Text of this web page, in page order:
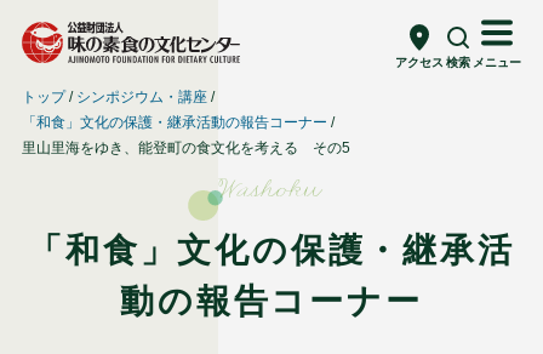
アクセス 検索 メニュー
トップ
シンポジウム・講座
「和食」文化の保護・継承活動の報告コーナー
里山里海をゆき、能登町の食文化を考える その5
Washoku
「和食」文化の保護・継承活
動の報告コーナー